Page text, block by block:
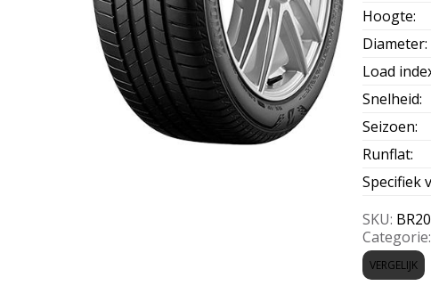
Hoogte:
Diameter:
Load
Snelheid:
Seizoen:
Runflat:
Specifiek
SKU:
Categorie:
VERGELIJK